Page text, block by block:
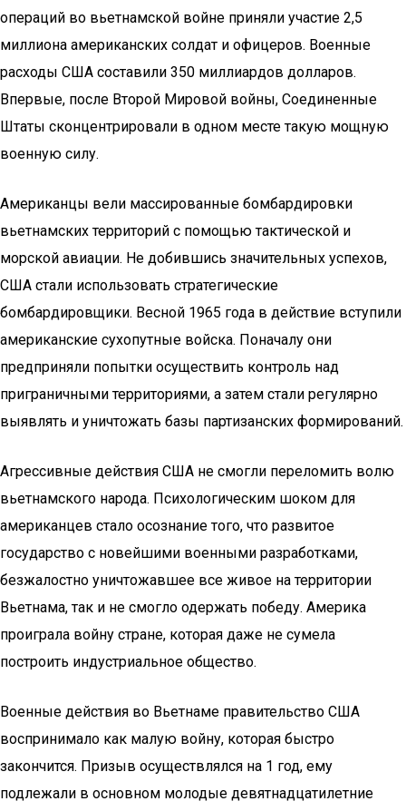
операций во вьетнамской войне приняли участие 2,5
миллиона американских солдат и офицеров. Военные
расходы США составили 350 миллиардов долларов.
Впервые, после Второй Мировой войны, Соединенные
Штаты сконцентрировали в одном месте такую мощную
военную силу.
Американцы вели массированные бомбардировки
вьетнамских территорий с помощью тактической и
морской авиации. Не добившись значительных успехов,
США стали использовать стратегические
бомбардировщики. Весной 1965 года в действие вступили
американские сухопутные войска. Поначалу они
предприняли попытки осуществить контроль над
приграничными территориями, а затем стали регулярно
выявлять и уничтожать базы партизанских формирований.
Агрессивные действия США не смогли переломить волю
вьетнамского народа. Психологическим шоком для
американцев стало осознание того, что развитое
государство с новейшими военными разработками,
безжалостно уничтожавшее все живое на территории
Вьетнама, так и не смогло одержать победу. Америка
проиграла войну стране, которая даже не сумела
построить индустриальное общество.
Военные действия во Вьетнаме правительство США
воспринимало как малую войну, которая быстро
закончится. Призыв осуществлялся на 1 год, ему
подлежали в основном молодые девятнадцатилетние